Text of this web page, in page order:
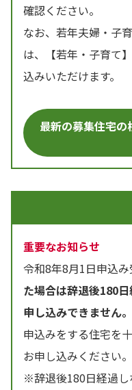
確認ください。
なお、若年夫婦・子
は、【若年・子育て
込みいただけます。
最新の募集住宅の
重要なお知らせ
令和8年8月1日申込み
た場合は辞退後180
申し込みできません。
申込みをする住宅を
お申し込みください。
※辞退後180日経過し